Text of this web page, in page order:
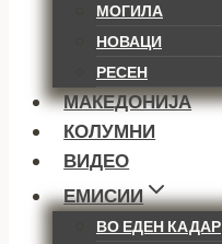
МОГИЛА
НОВАЦИ
РЕСЕН
МАКЕДОНИЈА
КОЛУМНИ
ВИДЕО
ЕМИСИИ
ВО ЕДЕН КАДАР